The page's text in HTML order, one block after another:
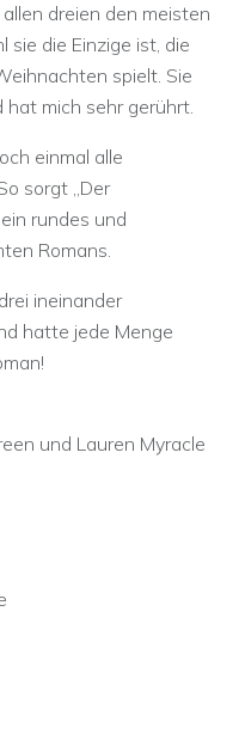
dreien den meisten
die Einzige ist, die
spielt. Sie
mich sehr gerührt.
einmal alle
sorgt „Der
rundes und
Romans.
ineinander
hatte jede Menge
und Lauren Myracle